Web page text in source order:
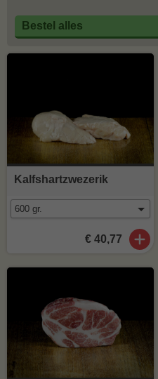
Bestel alles
Kalfshartzwezerik
€ 40,77